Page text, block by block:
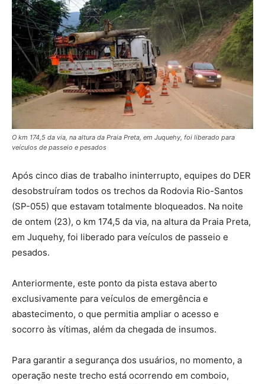
O km 174,5 da via, na altura da Praia Preta, em Juquehy, foi liberado para
veículos de passeio e pesados
Após cinco dias de trabalho ininterrupto, equipes do DER
desobstruíram todos os trechos da Rodovia Rio-Santos
(SP-055) que estavam totalmente bloqueados. Na noite
de ontem (23), o km 174,5 da via, na altura da Praia Preta,
em Juquehy, foi liberado para veículos de passeio e
pesados.
Anteriormente, este ponto da pista estava aberto
exclusivamente para veículos de emergência e
abastecimento, o que permitia ampliar o acesso e
socorro às vítimas, além da chegada de insumos.
Para garantir a segurança dos usuários, no momento, a
operação neste trecho está ocorrendo em comboio,